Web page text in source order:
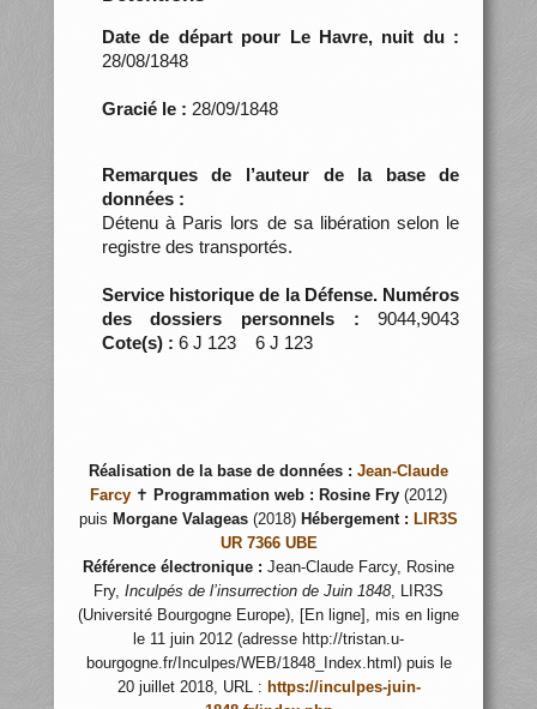
Date de départ pour Le Havre, nuit du :
28/08/1848
Gracié le : 28/09/1848
Remarques de l’auteur de la base de
données :
Détenu à Paris lors de sa libération selon le
registre des transportés.
Service historique de la Défense. Numéros
des dossiers personnels :9044,9043
Cote(s) : 6 J 123 6 J 123
Réalisation de la base de données : Jean-Claude
Farcy ✝ Programmation web : Rosine Fry (2012)
puis Morgane Valageas (2018) Hébergement : LIR3S
UR 7366 UBE
Référence électronique : Jean-Claude Farcy, Rosine
Fry, Inculpés de l’insurrection de Juin 1848, LIR3S
(Université Bourgogne Europe), [En ligne], mis en ligne
le 11 juin 2012 (adresse http://tristan.u-
bourgogne.fr/Inculpes/WEB/1848_Index.html) puis le
20 juillet 2018, URL : https://inculpes-juin-